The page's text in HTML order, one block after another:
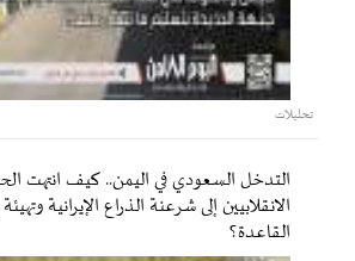
تحليلات
التدخل السعودي في اليمن.. كيف انتهت
الانقلابيين إلى شرعنة الذراع الإيرانية
القاعدة؟